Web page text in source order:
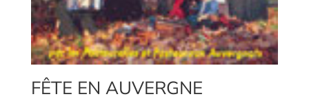
FÊTE EN AUVERGNE